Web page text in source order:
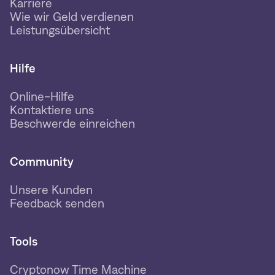
Karriere
Wie wir Geld verdienen
Leistungsübersicht
Hilfe
Online-Hilfe
Kontaktiere uns
Beschwerde einreichen
Community
Unsere Kunden
Feedback senden
Tools
Cryptonow Time Machine